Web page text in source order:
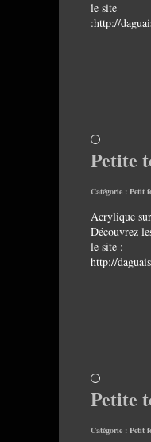
le site
:http://
Petite
Catégorie : Petit
Acrylique
Découvrez
le site :
http://
Petite
Catégorie : Petit